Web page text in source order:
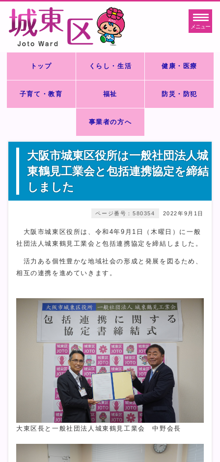
メニュー
トップ くらし・生活 健康・医療
子育て・教育 福祉 防災・防犯
事業者の方へ
大阪市城東区役所は一般社団法人城
東鶴見工業会と包括連携協定を締結
しました
2022年9月1日
ページ番号：580354
大阪市城東区役所は、令和4年9月1日（木曜日）に一般
社団法人城東鶴見工業会と包括連携協定を締結しました。
活力ある個性豊かな地域社会の形成と発展を図るため、
相互の連携を進めていきます。
大東区長と一般社団法人城東鶴見工業会 中野会長